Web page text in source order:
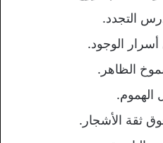
التجدد.
أسرار الوجود.
الظاهر.
الهموم.
ثقة الأشجار.